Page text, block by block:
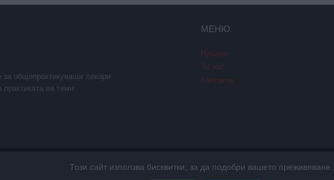
за общопрактикуващи лекари
ви теми
МЕНЮ
Начало
За нас
Контакти
Този сайт използва бисквитки, за да подобри вашето преживяване.